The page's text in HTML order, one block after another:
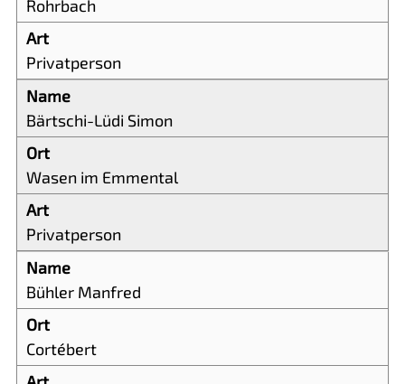
Rohrbach
Privatperson
Bärtschi-Lüdi Simon
Wasen im Emmental
Privatperson
Bühler Manfred
Cortébert